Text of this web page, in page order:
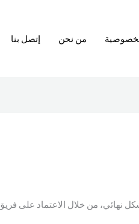
من نحن إتصل بنا
نهائي، من خلال الاعتماد على فريق